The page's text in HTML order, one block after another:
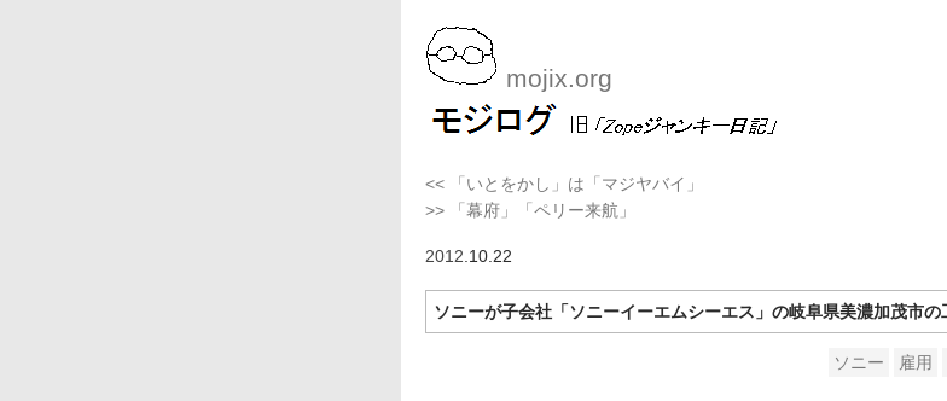
mojix.org
<< 「いとをかし」は「マジヤバイ」
>> 「幕府」「ペリー来航」
2012 .10.22
ソニーが子会社「ソニーイーエムシーエス」の岐阜県美濃加茂市
ソニー 雇用